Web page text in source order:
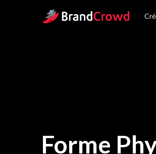
Site Logo
Forme